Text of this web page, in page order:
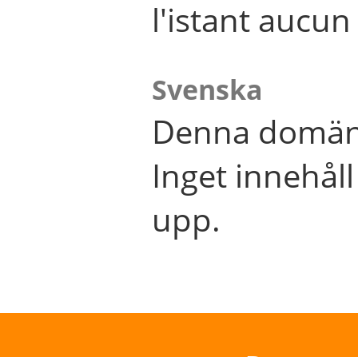
l'istant
Svenska
Denna
Inget
upp.